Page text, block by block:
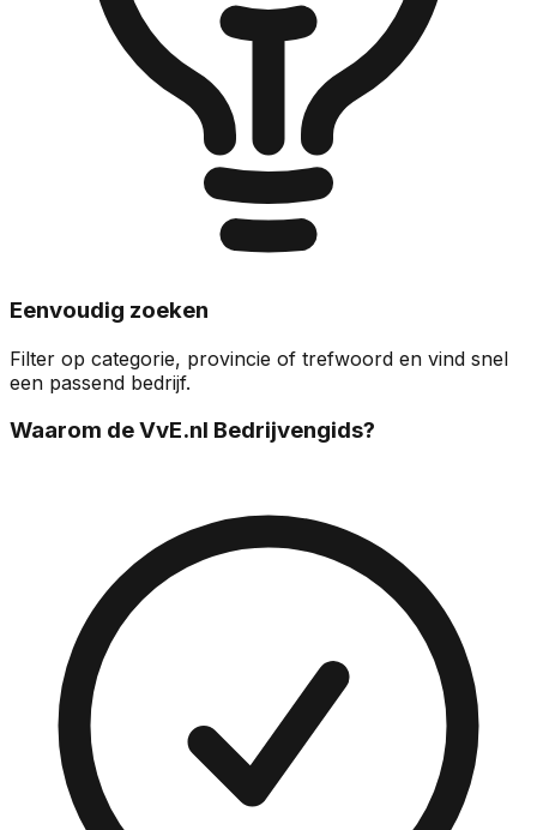
Eenvoudig zoeken
Filter op categorie, provincie of trefwoord en vind snel
een passend bedrijf.
Waarom de VvE.nl Bedrijvengids?